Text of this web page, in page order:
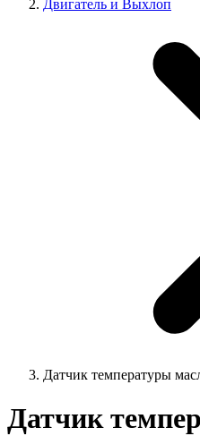
Двигатель и Выхлоп
Датчик температуры
Датчик